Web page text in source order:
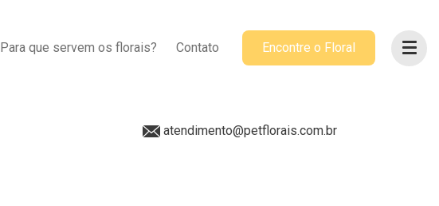
Para que servem os florais? Contato Encontre o Floral
ACOMPANHE-NOS
@petflorais
atendimento@petflorais.com.br